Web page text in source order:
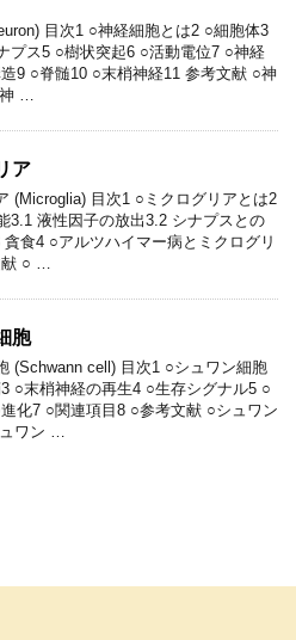
目次1 ○神経細胞とは2 ○細胞体3
プス5 ○樹状突起6 ○活動電位7 ○神経
9 ○脊髄10 ○末梢神経11 参考文献 ○神
神 …
ア
(Microglia) 目次1 ○ミクログリアとは2
3.1 液性因子の放出3.2 シナプスとの
食4 ○アルツハイマー病とミクログリ
献 ○ …
胞
(Schwann cell) 目次1 ○シュワン細胞
○末梢神経の再生4 ○生存シグナル5 ○
化7 ○関連項目8 ○参考文献 ○シュワン
ワン …